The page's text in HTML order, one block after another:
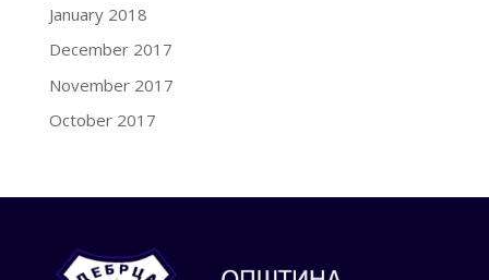
January 2018
December 2017
November 2017
October 2017